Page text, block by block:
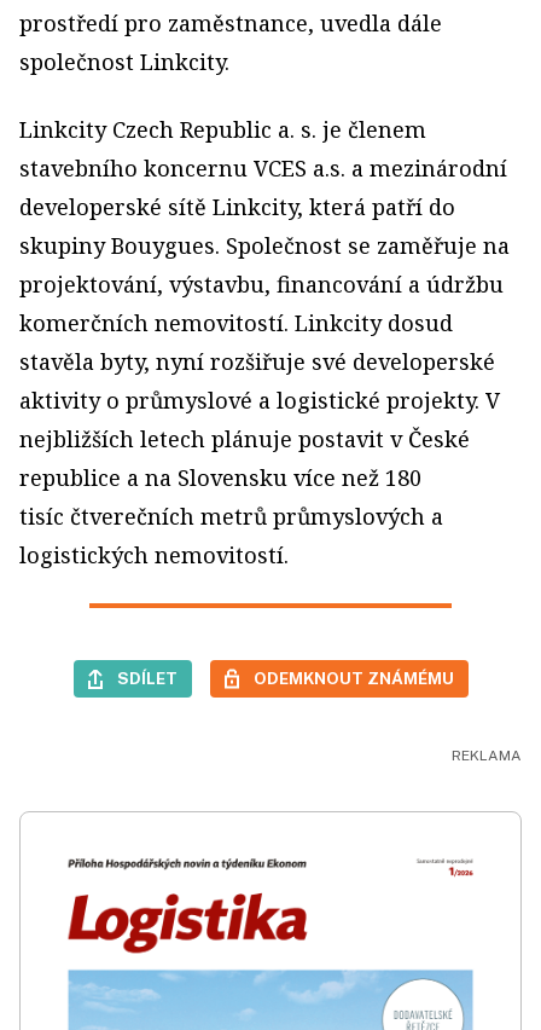
prostředí pro zaměstnance, uvedla dále
společnost Linkcity.
Linkcity Czech Republic a. s. je členem
stavebního koncernu VCES a.s. a mezinárodní
developerské sítě Linkcity, která patří do
skupiny Bouygues. Společnost se zaměřuje na
projektování, výstavbu, financování a údržbu
komerčních nemovitostí. Linkcity dosud
stavěla byty, nyní rozšiřuje své developerské
aktivity o průmyslové a logistické projekty. V
nejbližších letech plánuje postavit v České
republice a na Slovensku více než 180
tisíc čtverečních metrů průmyslových a
logistických nemovitostí.
SDÍLET ODEMKNOUT ZNÁMÉMU